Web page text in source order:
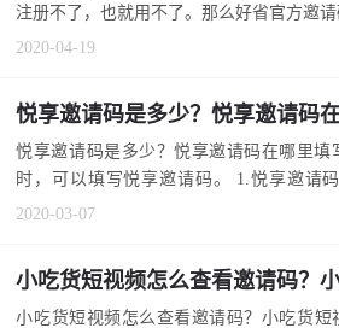
注册不了，也就用不了。那么好省官方邀
2020-04-19
悦享邀请码是多少？悦享邀请码
悦享邀请码是多少？悦享邀请码在哪里填
时，可以填写悦享邀请码。 1.悦享邀请
多...
2020-03-07
小吃货短视频怎么查看邀请码？小吃货短